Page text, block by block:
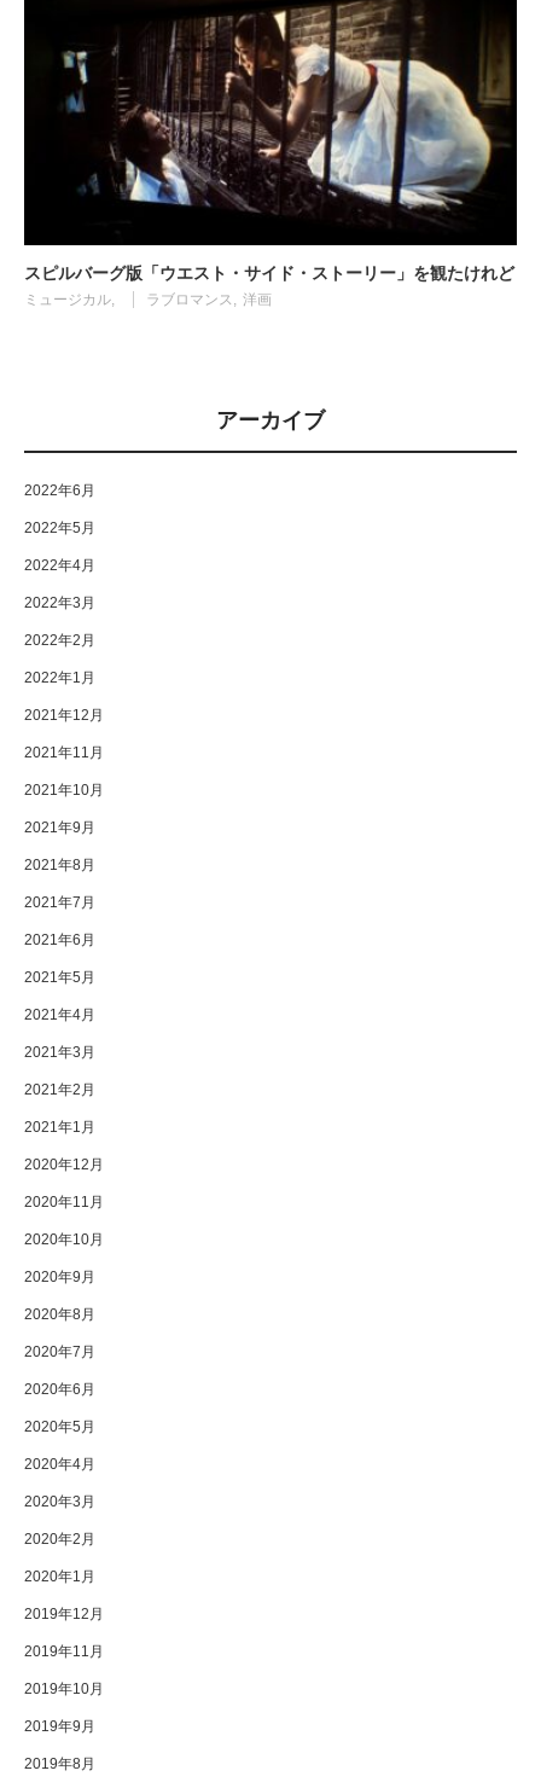
スピルバーグ版「ウエスト・サイド・ストーリー」を観たけれど
ミュージカル ラブロマンス 洋画
アーカイブ
2022年6月
2022年5月
2022年4月
2022年3月
2022年2月
2022年1月
2021年12月
2021年11月
2021年10月
2021年9月
2021年8月
2021年7月
2021年6月
2021年5月
2021年4月
2021年3月
2021年2月
2021年1月
2020年12月
2020年11月
2020年10月
2020年9月
2020年8月
2020年7月
2020年6月
2020年5月
2020年4月
2020年3月
2020年2月
2020年1月
2019年12月
2019年11月
2019年10月
2019年9月
2019年8月